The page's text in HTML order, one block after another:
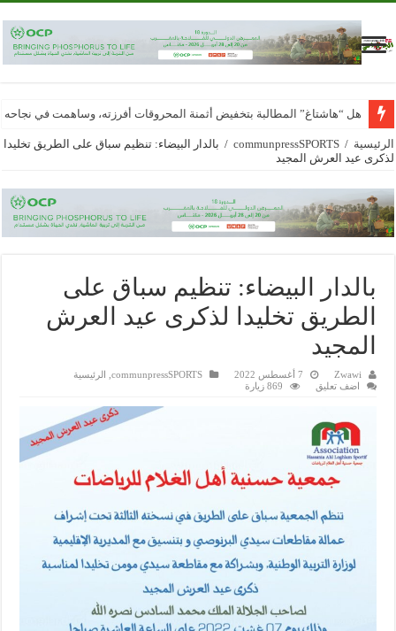
هل “هاشتاغ” المطالبة بتخفيض أثمنة المحروقات أفرزته، وساهمت في
الرئيسية /
communpressSPORTS
/ بالدار البيضاء: تنظيم سباق على الطريق تخليدا
لذكرى عيد العرش المجيد
بالدار البيضاء: تنظيم سباق على
الطريق تخليدا لذكرى عيد العرش
المجيد
Zwawi 7 أغسطس 2022 communpressSPORTS الرئيسية
اضف تعليق
869 زيارة